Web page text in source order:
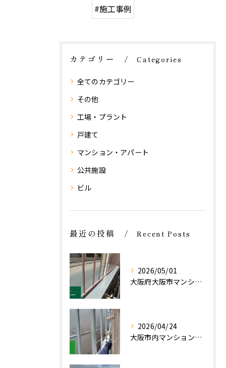
#施工事例
カテゴリー Categories
全てのカテゴリー
その他
工場・プラント
戸建て
マンション・アパート
公共施設
ビル
最近の投稿 Recent Posts
2026/05/01
大阪府大阪市マンション ベランダ補修工事
2026/04/24
大阪市内マンション ベランダ手摺塗装工事